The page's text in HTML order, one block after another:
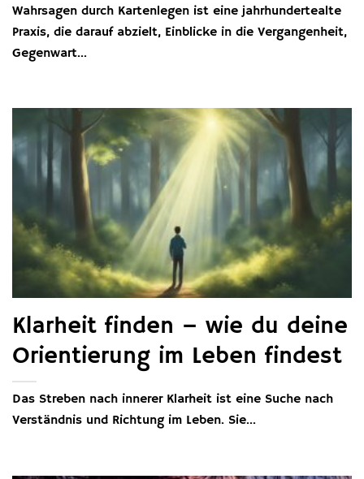
Wahrsagen durch Kartenlegen ist eine jahrhundertealte
Praxis, die darauf abzielt, Einblicke in die Vergangenheit,
Gegenwart...
Klarheit finden – wie du deine
Orientierung im Leben findest
Das Streben nach innerer Klarheit ist eine Suche nach
Verständnis und Richtung im Leben. Sie...